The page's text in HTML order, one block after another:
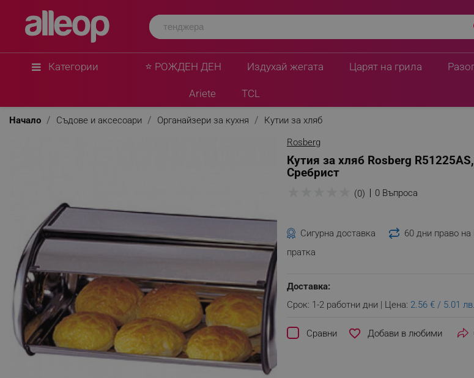
Категории ⭐ РОЖДЕН ДЕН Издухай жегата Царят на грила
Ariete TCL
Начало Съдове и аксесоари Органайзери за кухня
Кутии за хляб
Rosberg
Кутия за хляб Rosberg
Сребрист
(0) 0 Въпроса
Сигурна доставка 60 дни право
пратка
Доставка:
Срок: 1-2 работни дни | Цена: 2.56 € / 5.01 лв.
Сравни favorite_border